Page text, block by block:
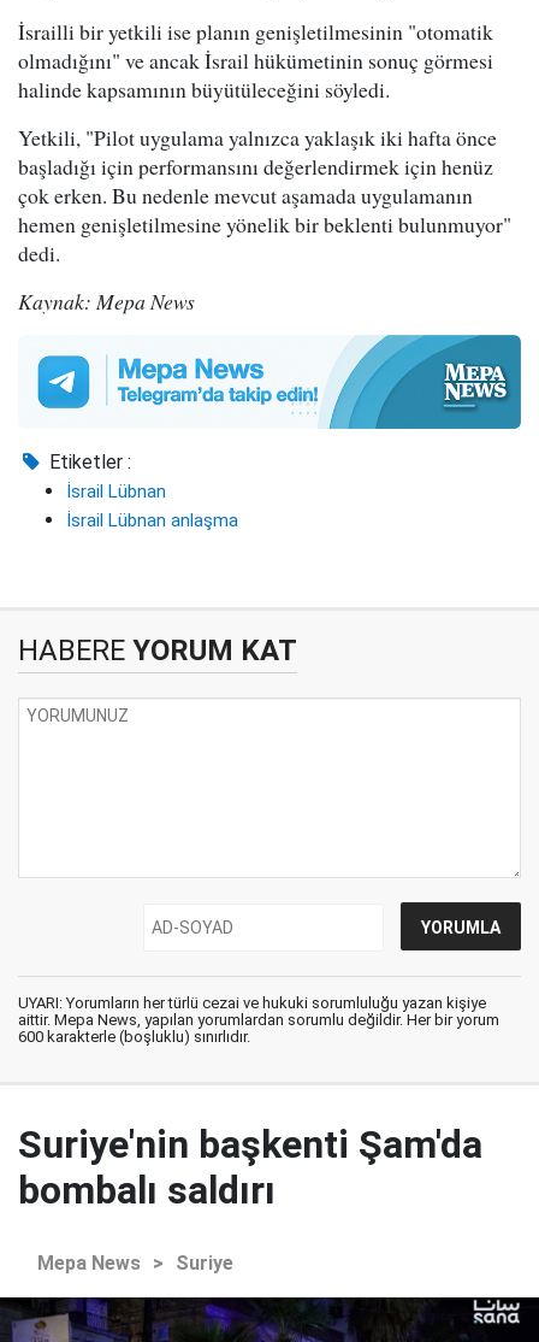
İsrailli bir yetkili ise planın genişletilmesinin "otomatik
olmadığını" ve ancak İsrail hükümetinin sonuç görmesi
halinde kapsamının büyütüleceğini söyledi.
Yetkili, "Pilot uygulama yalnızca yaklaşık iki hafta önce
başladığı için performansını değerlendirmek için henüz
çok erken. Bu nedenle mevcut aşamada uygulamanın
hemen genişletilmesine yönelik bir beklenti bulunmuyor"
dedi.
Kaynak: Mepa News
Etiketler :
İsrail Lübnan
İsrail Lübnan anlaşma
HABERE YORUM KAT
UYARI: Yorumların her türlü cezai ve hukuki sorumluluğu yazan kişiye
aittir. Mepa News, yapılan yorumlardan sorumlu değildir. Her bir yorum
600 karakterle (boşluklu) sınırlıdır.
Suriye'nin başkenti Şam'da
bombalı saldırı
Mepa News > Suriye